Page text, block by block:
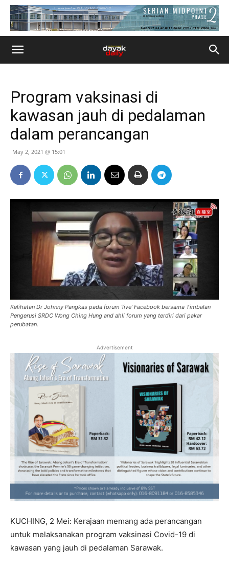
Program vaksinasi di
kawasan jauh di pedalaman
dalam perancangan
May 2, 2021 @ 15:01
Kelihatan Dr Johnny Pangkas pada forum ‘live’ Facebook bersama Timbalan
Pengerusi SRDC Wong Ching Hung and ahli forum yang terdiri dari pakar
perubatan.
Advertisement
KUCHING, 2 Mei: Kerajaan memang ada perancangan
untuk melaksanakan program vaksinasi Covid-19 di
kawasan yang jauh di pedalaman Sarawak.